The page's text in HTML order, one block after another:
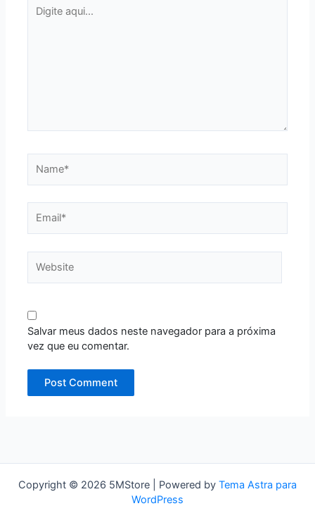
aqui...
Salvar meus dados neste navegador para a próxima
vez que eu comentar.
Copyright © 2026 5MStore | Powered by Tema Astra para
WordPress